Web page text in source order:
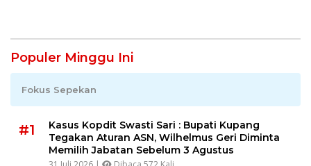
Populer Minggu Ini
Fokus Sepekan
#1
Kasus Kopdit Swasti Sari : Bupati Kupang
Tegakan Aturan ASN, Wilhelmus Geri Diminta
Memilih Jabatan Sebelum 3 Agustus